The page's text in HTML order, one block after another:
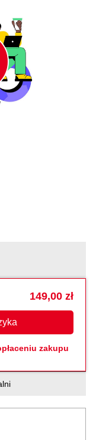
149,00 zł
zakupu